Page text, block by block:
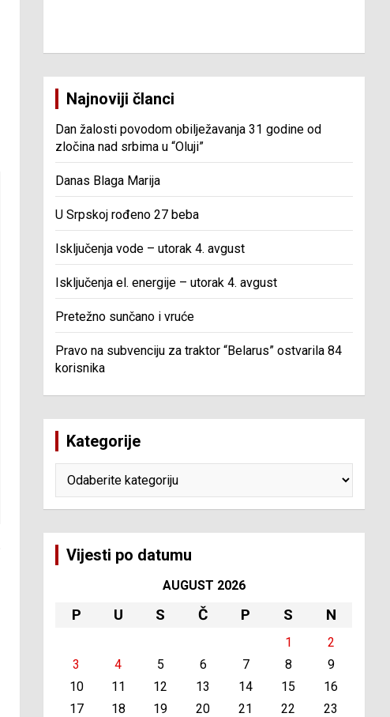
Najnoviji članci
Dan žalosti povodom obilježavanja 31 godine od
zločina nad srbima u “Oluji”
Danas Blaga Marija
U Srpskoj rođeno 27 beba
Isključenja vode – utorak 4. avgust
Isključenja el. energije – utorak 4. avgust
Pretežno sunčano i vruće
Pravo na subvenciju za traktor “Belarus” ostvarila 84
korisnika
Kategorije
Vijesti po datumu
AUGUST 2026
P U S Č P S N
1
2
3
4 5 6 7 8
9
10
11 12 13 14 15
16
17
18 19 20 21 22
23